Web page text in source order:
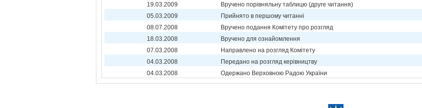
19.03.2009
Вручено порівняльну таблицю (друге читання)
05.03.2009
Прийнято в першому читанні
08.07.2008
Вручено подання Комітету про розгляд
18.03.2008
Вручено для ознайомлення
07.03.2008
Направлено на розгляд Комітету
04.03.2008
Передано на розгляд керівництву
04.03.2008
Одержано Верховною Радою України